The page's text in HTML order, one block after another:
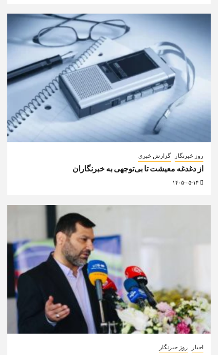
روز خبرنگار گزارش خبری
از دغدغه معیشت تا بی‌توجهی به خبرنگاران
اخبار روز خبرنگار